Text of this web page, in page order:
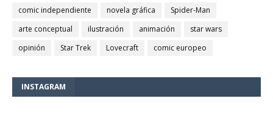
comic independiente
novela gráfica
Spider-Man
arte conceptual
ilustración animación
star wars
opinión
Star Trek Lovecraft comic europeo
INSTAGRAM